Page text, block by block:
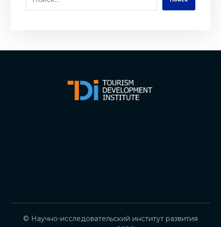
© Научно-исследовательский институт развития